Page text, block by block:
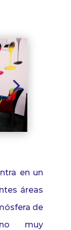
en un
áreas
de
muy